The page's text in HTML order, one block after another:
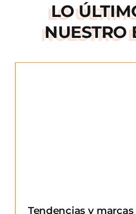
LO
NUESTRO
Tendencias y marcas